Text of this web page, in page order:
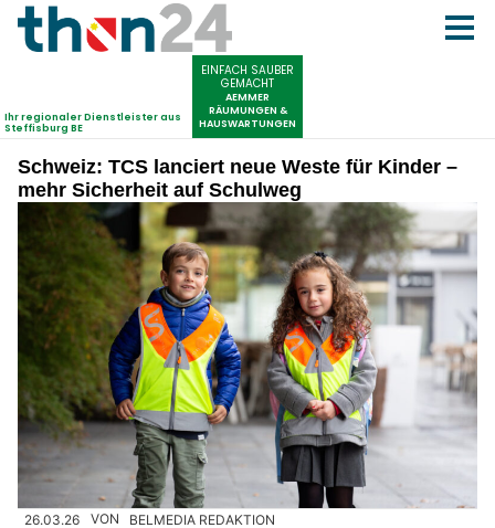
Schweiz: TCS lanciert neue Weste für Kinder –
mehr Sicherheit auf Schulweg
26.03.26 VON BELMEDIA REDAKTION